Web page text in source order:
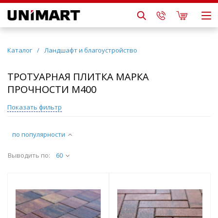
Каталог / Ландшафт и благоустройство
ТРОТУАРНАЯ ПЛИТКА МАРКА
ПРОЧНОСТИ М400
по популярности
Выводить по: 60
Показать фильтр